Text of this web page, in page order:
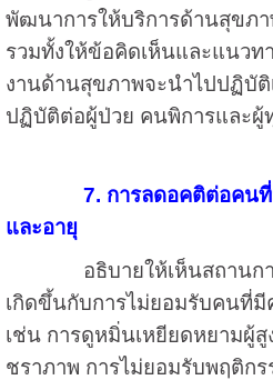
พัฒนาการให้บริการด้านสุขภา
รวมทั้งให้ข้อคิดเห็นและแนว
งานด้านสุขภาพจะนำไปปฏิบัติ
ปฏิบัติต่อผู้ป่วย คนพิการและผู้
7. การลดอคติต่อคน
และอายุ
อธิบายให้เห็นสถานกา
เกิดขึ้นกับการไม่ยอมรับคนที่มี
เช่น การดูหมิ่นเหยียดหยามผู้สู
ชราภาพ การไม่ยอมรับพฤติก